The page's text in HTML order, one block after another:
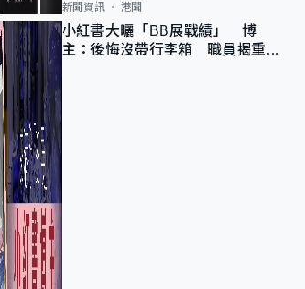
新聞資訊 港聞
小紅書大曬「BB展戰績」 博
主：後悔沒帶行李箱 職員揭重複